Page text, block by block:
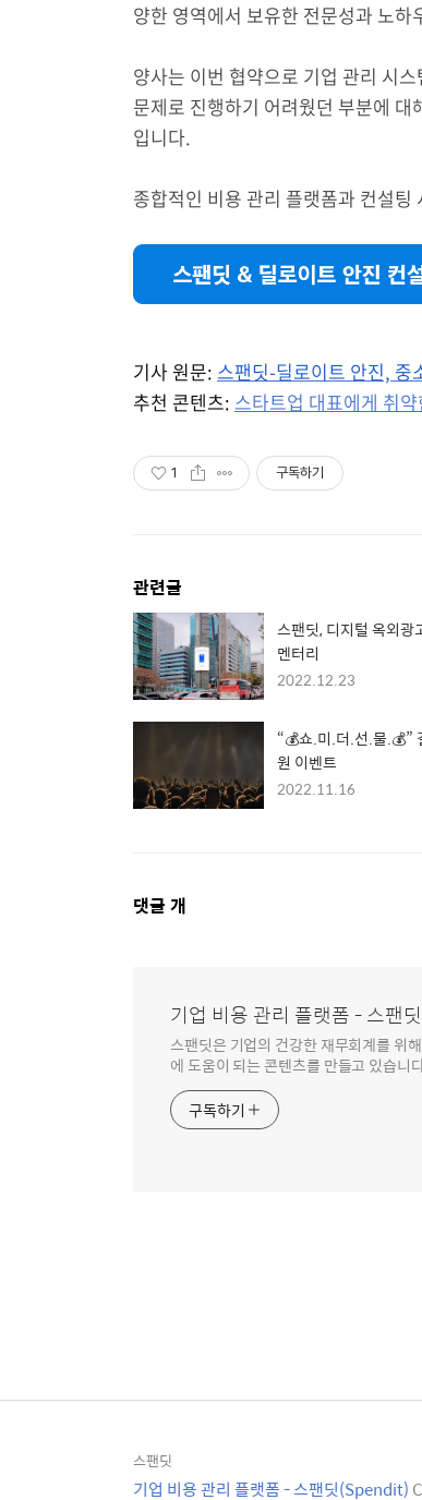
양한 영역에서 보유한 전문성과 노하
양사는 이번 협약으로 기업 관리 시
문제로 진행하기 어려웠던 부분에
입니다.
종합적인 비용 관리 플랫폼과 컨설
기사 원문: 스팬딧-딜로이트 안진, 중
추천 콘텐츠: 스타트업 대표에게 취
1 구독하기
관련글
스팬딧, 디지털 옥외광
멘터리
2022.12.23
“💰쇼.미.더.선.물.💰”
원 이벤트
2022.11.16
댓
댓글 개
기업 비용 관리 플랫폼 - 스팬
스팬딧은 기업의 건강한 재무회계를 위
에 도움이 되는 콘텐츠를 만들고 있습니
구독하기
스팬딧
기업 비용 관리 플랫폼 - 스팬딧(Spendit)